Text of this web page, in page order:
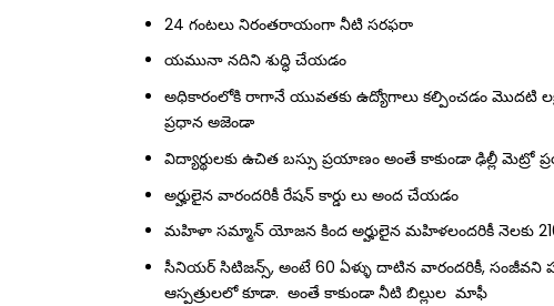
24 గంటలు నిరంతరాయంగా నీటి సరఫరా
యమునా నదిని శుద్ధి చేయడం
అధికారంలోకి రాగానే యువతకు ఉద్యోగాలు కల్పించడం మొదటి
ప్రధాన అజెండా
విద్యార్థులకు ఉచిత బస్సు ప్రయాణం అంతే కాకుండా ఢిల్లీ
అర్హులైన వారందరికీ రేషన్ కార్డు లు అంద చేయడం
మహిళా సమ్మాన్ యోజన కింద అర్హులైన మహిళలందరికీ నెలకు
సీనియర్ సిటిజన్స్, అంటే 60 ఏళ్ళు దాటిన వారందరికీ, సంజీవని
ఆస్పత్రులలో కూడా. అంతే కాకుండా నీటి బిల్లుల మాఫీ